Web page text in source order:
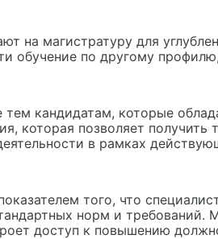
на магистратуру для
обучение по другому
кандидатам, которые
которая позволяет получить
в рамках
того, что
норм и требований.
доступ к повышению